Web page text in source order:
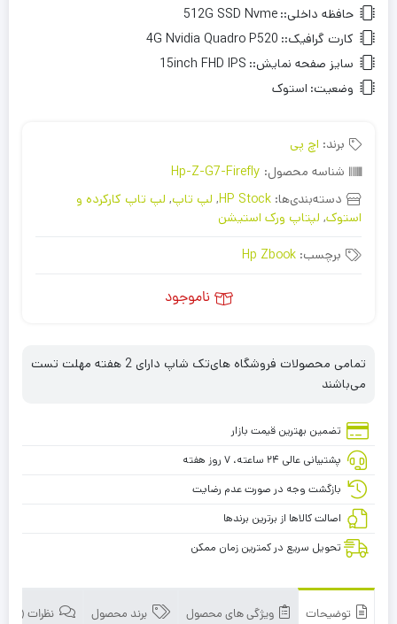
حافظه داخلی:: 512G SSD Nvme
کارت گرافیک:: 4G Nvidia Quadro P520
سایز صفحه نمایش:: 15inch FHD IPS
وضعیت: استوک
برند: اچ پی
شناسه محصول: Hp-Z-G7-Firefly
دسته‌بندی‌ها: HP Stock
, لپ تاپ, لپ تاپ کارکرده و
استوک, لپتاپ ورک استیشن
برچسب: Hp Zbook
ناموجود
تمامی محصولات فروشگاه های‌تک شاپ دارای 2 هفته مهلت تست
می‌باشند
تضمین بهترین قیمت بازار
پشتیبانی عالی ۲۴ ساعته، ۷ روز هفته
بازگشت وجه در صورت عدم رضایت
اصالت کالاها از برترین برندها
تحویل سریع در کمترین زمان ممکن
توضیحات ویژگی های محصول برند محصول نظرات (0)